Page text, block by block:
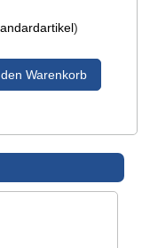
)
Warenkorb